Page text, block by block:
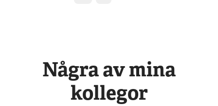
Några av mina
kollegor